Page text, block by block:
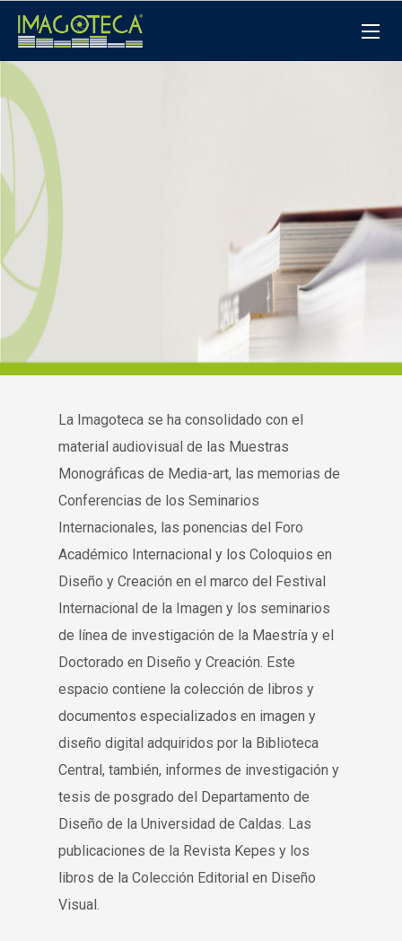
La Imagoteca se ha consolidado con el
material audiovisual de las Muestras
Monográficas de Media-art, las memorias de
Conferencias de los Seminarios
Internacionales, las ponencias del Foro
Académico Internacional y los Coloquios en
Diseño y Creación en el marco del Festival
Internacional de la Imagen y los seminarios
de línea de investigación de la Maestría y el
Doctorado en Diseño y Creación. Este
espacio contiene la colección de libros y
documentos especializados en imagen y
diseño digital adquiridos por la Biblioteca
Central, también, informes de investigación y
tesis de posgrado del Departamento de
Diseño de la Universidad de Caldas. Las
publicaciones de la Revista Kepes y los
libros de la Colección Editorial en Diseño
Visual.